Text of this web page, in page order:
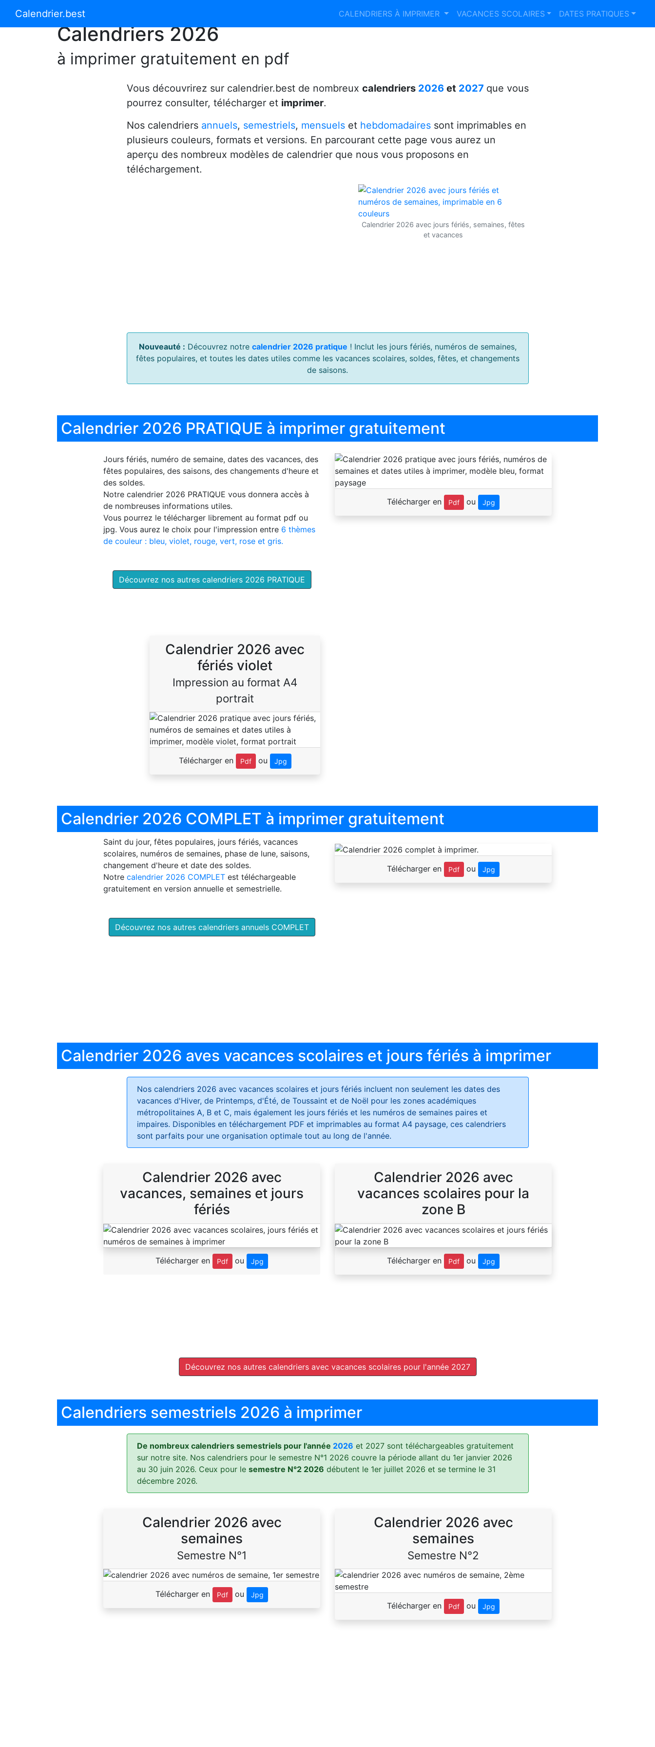
Calendrier.best CALENDRIERS À IMPRIMER VACANCES SCOLAIRES DATES PRATIQUES
Calendrier 2024 Calendrier 2027
Calendriers 2026
à imprimer gratuitement en pdf
Vous découvrirez sur calendrier.best de nombreux calendriers 2026et 2027 que vous
pourrez consulter, télécharger et imprimer.
Nos calendriers annuels, semestriels, mensuelset hebdomadairessont imprimables en
plusieurs couleurs, formats et versions. En parcourant cette page vous aurez un
aperçu des nombreux modèles de calendrier que nous vous proposons en
téléchargement.
Calendrier 2026 avec jours fériés, semaines, fêtes
et vacances
Nouveauté : Découvrez notre calendrier 2026 pratique ! Inclut les jours fériés, numéros de semaines,
fêtes populaires, et toutes les dates utiles comme les vacances scolaires, soldes, fêtes, et changements
de saisons.
Calendrier 2026 PRATIQUE à imprimer gratuitement
Jours fériés, numéro de semaine, dates des vacances, des
fêtes populaires, des saisons, des changements d'heure et
des soldes.
Notre calendrier 2026 PRATIQUE vous donnera accès à
de nombreuses informations utiles.
Vous pourrez le télécharger librement au format pdf ou
jpg. Vous aurez le choix pour l'impression entre 6 thèmes
de couleur : bleu, violet, rouge, vert, rose et gris.
Découvrez nos autres calendriers 2026 PRATIQUE
Télécharger en Pdf ou Jpg
Calendrier 2026 avec
fériés violet
Impression au format A4
portrait
Télécharger en Pdf ou Jpg
Calendrier 2026 COMPLET à imprimer gratuitement
Saint du jour, fêtes populaires, jours fériés, vacances
scolaires, numéros de semaines, phase de lune, saisons,
changement d'heure et date des soldes.
Notre calendrier 2026 COMPLET est téléchargeable
gratuitement en version annuelle et semestrielle.
Découvrez nos autres calendriers annuels COMPLET
Télécharger en Pdf ou Jpg
Calendrier 2026 aves vacances scolaires et jours fériés à imprimer
Nos calendriers 2026 avec vacances scolaires et jours fériésincluent non seulement les dates des
vacances d'Hiver, de Printemps, d'Été, de Toussaint et de Noël pour les zones académiques
métropolitaines A, B et C, mais également les jours fériés et les numéros de semaines paires et
impaires. Disponibles en téléchargement PDF et imprimables au format A4 paysage, ces calendriers
sont parfaits pour une organisation optimale tout au long de l'année.
Calendrier 2026 avec
vacances, semaines et jours
fériés
Télécharger en Pdf ou Jpg
Calendrier 2026 avec
vacances scolaires pour la
zone B
Télécharger en Pdf ou Jpg
Découvrez nos autres calendriers avec vacances scolaires pour l'année 2027
Calendriers semestriels 2026 à imprimer
De nombreux calendriers semestriels pour l'année 2026 et 2027 sont téléchargeables gratuitement
sur notre site. Nos calendriers pour le semestre N°1 2026 couvre la période allant du 1er janvier 2026
au 30 juin 2026. Ceux pour le semestre N°2 2026 débutent le 1er juillet 2026 et se termine le 31
décembre 2026.
Calendrier 2026 avec
semaines
Semestre N°1
Télécharger en Pdf ou Jpg
Calendrier 2026 avec
semaines
Semestre N°2
Télécharger en Pdf ou Jpg